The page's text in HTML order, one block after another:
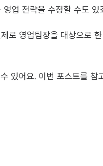
업 전략을 수정할 수도 있
로 영업팀장을 대상으로 한
있어요. 이번 포스트를 참